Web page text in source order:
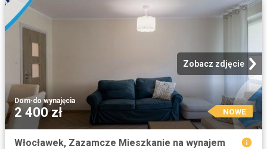
Zobacz zdjęcie
Dom·do wynajęcia
2 400 zł NOWE
Włocławek, Zazamcze Mieszkanie na wynajem